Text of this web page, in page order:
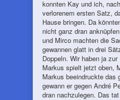
konnten Kay und ich,
verlorenem ersten Satz,
Hause bringen. Da
nicht ganz dran
und Mirco machten die
gewannen glatt in drei
Doppeln. Wir haben ja
Markus spielt jetzt oben,
Markus beeindruckte das
gewann er gegen André
dran nachzulegen. Das